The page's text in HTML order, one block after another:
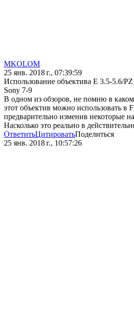
MKOLOM
25 янв. 2018 г., 07:39:59
Использование объективa E 3.5-5.6/
Sony 7-9
В одном из обзоров, не помню в
этот объектив можно использовать в
предварительно изменив некоторые
Насколько это реально в
ОтветитьЦитироватьПоделиться
25 янв. 2018 г., 10:57:26